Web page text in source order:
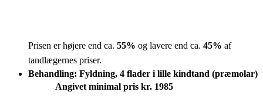
Prisen er højere end ca. 55% og lavere end ca. 45% af
tandlægernes priser.
Behandling: Fyldning, 4 flader i lille kindtand (præmolar)
Angivet minimal pris kr. 1985